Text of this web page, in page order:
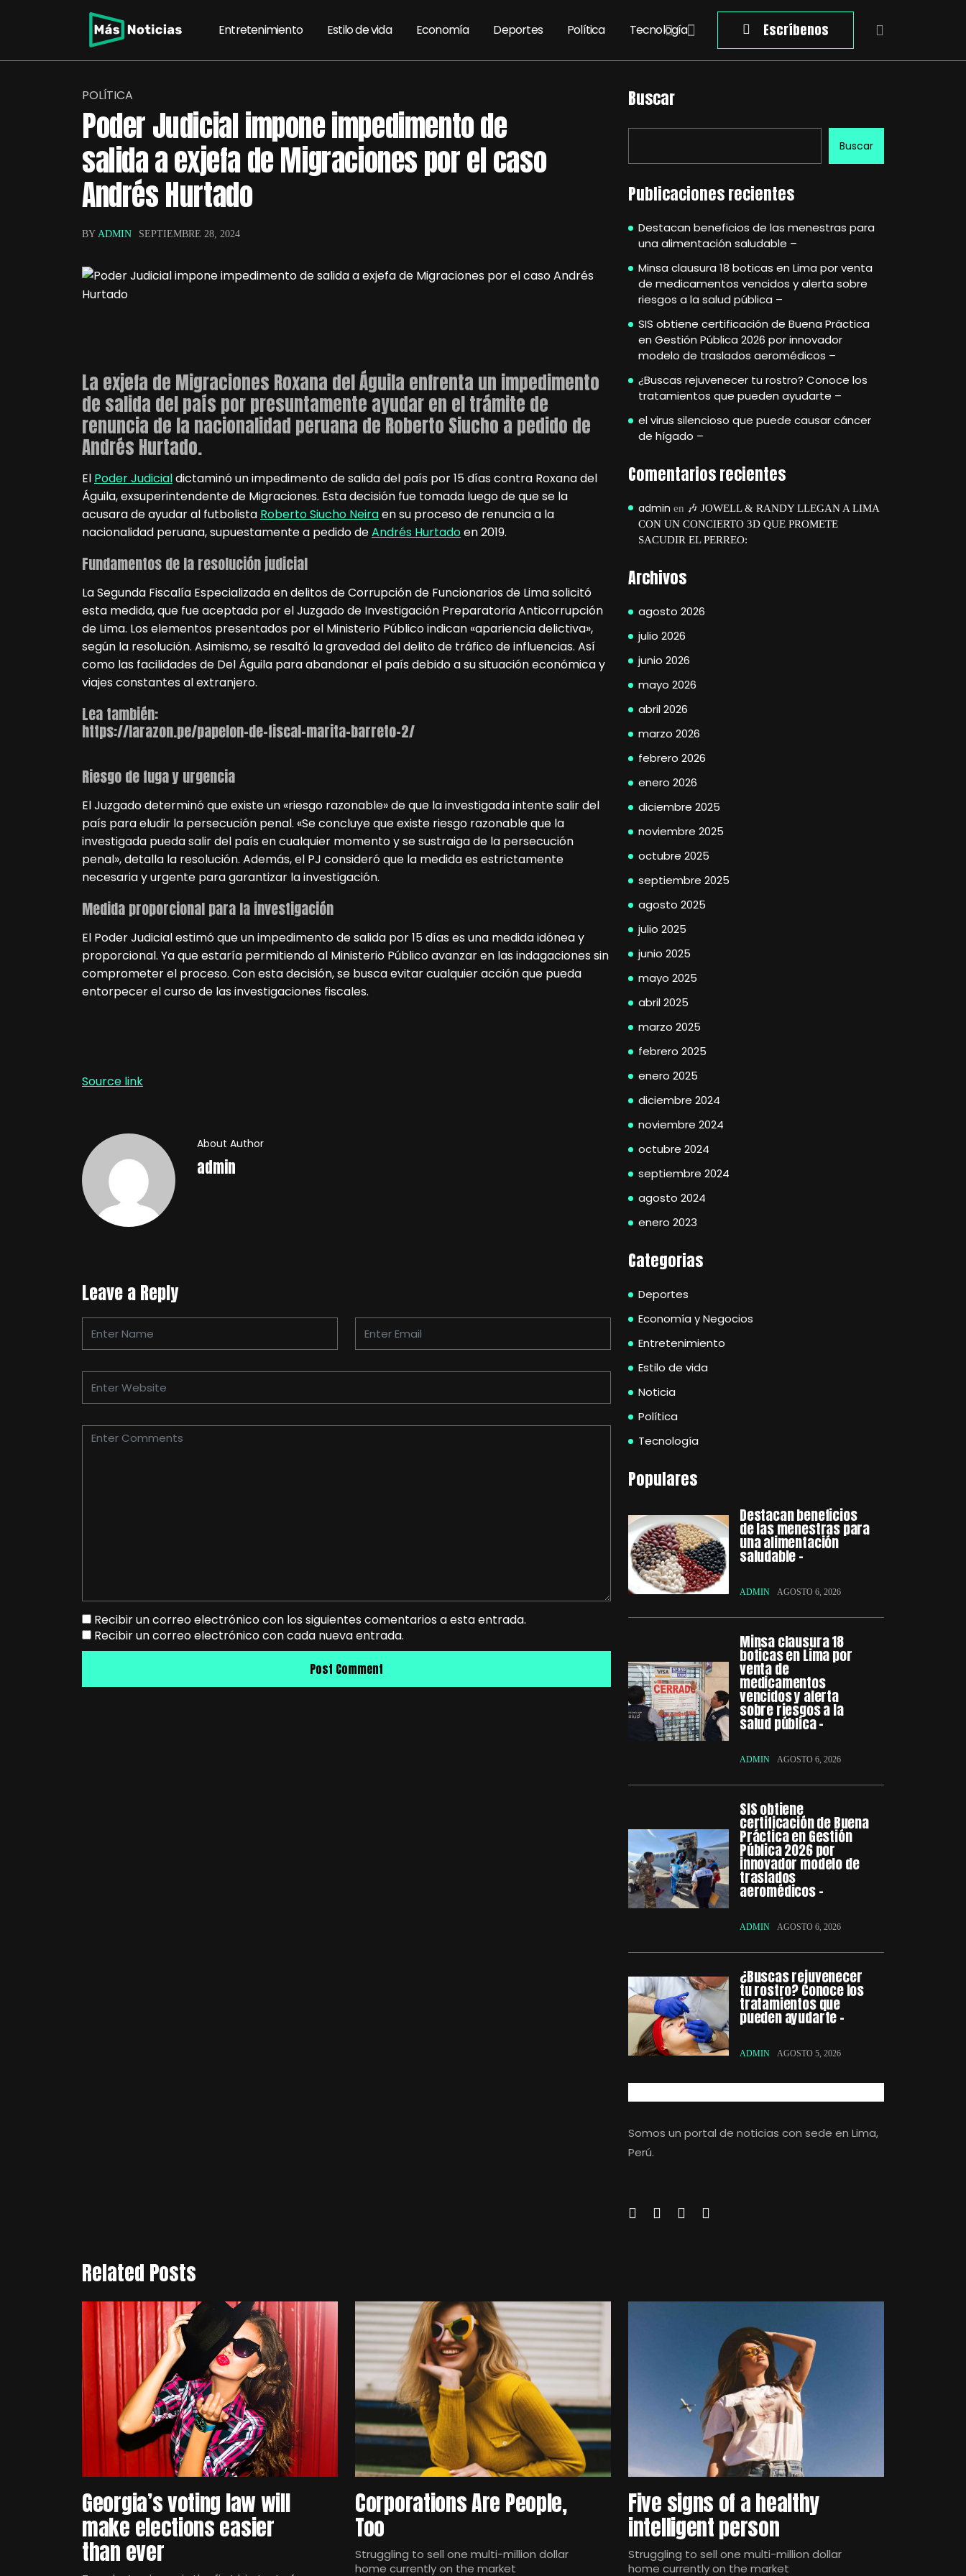
Entretenimiento Estilo de vida Economía Deportes Política Tecnología Escríbenos
POLÍTICA
Poder Judicial impone impedimento de
salida a exjefa de Migraciones por el caso
Andrés Hurtado
BY ADMIN SEPTIEMBRE 28, 2024
La exjefa de Migraciones Roxana del Águila enfrenta un impedimento
de salida del país por presuntamente ayudar en el trámite de
renuncia de la nacionalidad peruana de Roberto Siucho a pedido de
Andrés Hurtado.
El Poder Judicialdictaminó un impedimento de salida del país por 15 días contra Roxana del
Águila, exsuperintendente de Migraciones. Esta decisión fue tomada luego de que se la
acusara de ayudar al futbolista Roberto Siucho Neiraen su proceso de renuncia a la
nacionalidad peruana, supuestamente a pedido deAndrés Hurtadoen 2019.
Fundamentos de la resolución judicial
La Segunda Fiscalía Especializada en delitos de Corrupción de Funcionarios de Lima solicitó
esta medida, que fue aceptada por el Juzgado de Investigación Preparatoria Anticorrupción
de Lima. Los elementos presentados por el Ministerio Público indican «apariencia delictiva»,
según la resolución. Asimismo, se resaltó la gravedad del delito de tráfico de influencias. Así
como las facilidades de Del Águila para abandonar el país debido a su situación económica y
viajes constantes al extranjero.
Lea también:
https://larazon.pe/papelon-de-fiscal-marita-barreto-2/
Riesgo de fuga y urgencia
El Juzgado determinó que existe un «riesgo razonable» de que la investigada intente salir del
país para eludir la persecución penal. «Se concluye que existe riesgo razonable que la
investigada pueda salir del país en cualquier momento y se sustraiga de la persecución
penal», detalla la resolución. Además, el PJ consideró que la medida es estrictamente
necesaria y urgente para garantizar la investigación.
Medida proporcional para la investigación
El Poder Judicial estimó que un impedimento de salida por 15 días es una medida idónea y
proporcional. Ya que estaría permitiendo al Ministerio Público avanzar en las indagaciones sin
comprometer el proceso. Con esta decisión, se busca evitar cualquier acción que pueda
entorpecer el curso de las investigaciones fiscales.
Source link
About Author
admin
Leave a Reply
Recibir un correo electrónico con los siguientes comentarios a esta entrada.
Recibir un correo electrónico con cada nueva entrada.
Buscar
Buscar
Publicaciones recientes
Destacan beneficios de las menestras para
una alimentación saludable –
Minsa clausura 18 boticas en Lima por venta
de medicamentos vencidos y alerta sobre
riesgos a la salud pública –
SIS obtiene certificación de Buena Práctica
en Gestión Pública 2026 por innovador
modelo de traslados aeromédicos –
¿Buscas rejuvenecer tu rostro? Conoce los
tratamientos que pueden ayudarte –
el virus silencioso que puede causar cáncer
de hígado –
Comentarios recientes
admin en 🎶 JOWELL & RANDY LLEGAN A LIMA
CON UN CONCIERTO 3D QUE PROMETE
SACUDIR EL PERREO:
Archivos
agosto 2026
julio 2026
junio 2026
mayo 2026
abril 2026
marzo 2026
febrero 2026
enero 2026
diciembre 2025
noviembre 2025
octubre 2025
septiembre 2025
agosto 2025
julio 2025
junio 2025
mayo 2025
abril 2025
marzo 2025
febrero 2025
enero 2025
diciembre 2024
noviembre 2024
octubre 2024
septiembre 2024
agosto 2024
enero 2023
Categorias
Deportes
Economía y Negocios
Entretenimiento
Estilo de vida
Noticia
Política
Tecnología
Populares
Destacan beneficios
de las menestras para
una alimentación
saludable –
ADMIN AGOSTO 6, 2026
Minsa clausura 18
boticas en Lima por
venta de
medicamentos
vencidos y alerta
sobre riesgos a la
salud pública –
ADMIN AGOSTO 6, 2026
SIS obtiene
certificación de Buena
Práctica en Gestión
Pública 2026 por
innovador modelo de
traslados
aeromédicos –
ADMIN AGOSTO 6, 2026
¿Buscas rejuvenecer
tu rostro? Conoce los
tratamientos que
pueden ayudarte –
ADMIN AGOSTO 5, 2026
Somos un portal de noticias con sede en Lima,
Perú.
Related Posts
Georgia’s voting law will
make elections easier
than ever
Corporations Are People,
Too
Struggling to sell one multi-million dollar
home currently on the market
Five signs of a healthy
intelligent person
Struggling to sell one multi-million dollar
home currently on the market